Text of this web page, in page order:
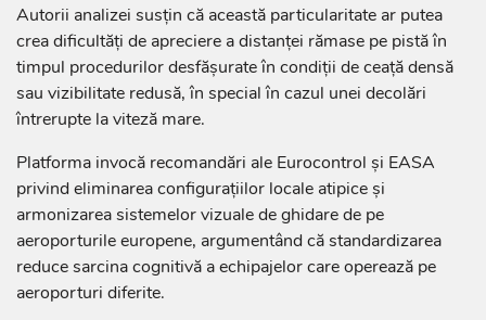
Autorii analizei susțin că această particularitate ar putea
crea dificultăți de apreciere a distanței rămase pe pistă în
timpul procedurilor desfășurate în condiții de ceață densă
sau vizibilitate redusă, în special în cazul unei decolări
întrerupte la viteză mare.
Platforma invocă recomandări ale Eurocontrol și EASA
privind eliminarea configurațiilor locale atipice și
armonizarea sistemelor vizuale de ghidare de pe
aeroporturile europene, argumentând că standardizarea
reduce sarcina cognitivă a echipajelor care operează pe
aeroporturi diferite.